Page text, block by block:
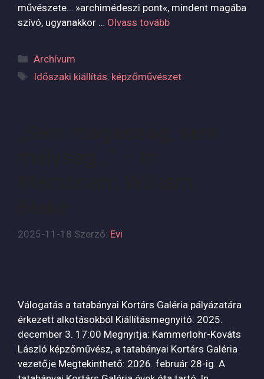
művészete… »archimédeszi pont«, mindent magába
szívó, ugyanakkor … Olvass tovább
Kategória
Archívum
Címkék
Időszaki kiállítás, képzőművészet
2025-11-18 Szerző: Evi
Válogatás a tatabányai Kortárs Galéria pályázatára
érkezett alkotásokból Kiállításmegnyitó: 2025.
december 3. 17:00 Megnyitja: Kammerlohr-Kováts
László képzőművész, a tatabányai Kortárs Galéria
vezetője Megtekinthető: 2026. február 28-ig. A